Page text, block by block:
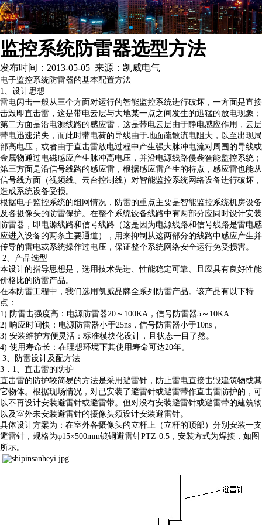
监控系统防雷器选型方法
发布时间：2013-05-05 来源：凯威电气
电子监控系统防雷器的基本配置方法
1、设计思想
雷电闪击一般从三个方面对运行的智能监控系统进行破坏，一方面是直接
击毁即直击雷，这是带电云层与大地某一点之间发生的迅猛的放电现象；
第二方面是沿电源线路的感应雷，这是带电云层由于静电感应作用，云层
带电迅速消失，而此时带电荷的导线由于地面疏散流电阻大，以至出现局
部高电压，或者由于直击雷放电过程中产生强大脉冲电流对周围的导线或
金属物通过电磁感应产生脉冲高电压，并沿电源线路侵袭智能监控系统；
第三方面是沿信号线路的感应雷，根据感应雷产生的特点，感应雷也能从
信号线方面（视频线、云台控制线）对智能监控系统网络设备进行破坏，
造成系统设备受损。
根据电子监控系统的组网情况，防雷的重点主要是智能监控系统机房设备
及各摄像头的防雷保护。在整个系统设备线路中有两部分应同时设计安装
防雷器，即电源线路和信号线路（这是因为电源线路和信号线路是雷电感
应进入设备的两条主要通道），用来抑制从这两部分的线路中感应产生并
传导的雷电或系统操作过电压，保证整个系统网络安全运行免受损害。
2、产品选型
本设计的指导思想是，选用技术先进、性能稳定可靠、且应具有良好性能
价格比的防雷产品。
在本防雷工程中，我们选用凯威品牌全系列防雷产品。该产品有以下特
点：
1) 防雷击强度高：电源防雷器20～100KA，信号防雷器5～10KA
2) 响应时间快：电源防雷器小于25ns，信号防雷器小于10ns，
3) 安装维护方便灵活：标准模块化设计，且状态一目了然。
4) 使用寿命长：在理想环境下其使用寿命可达20年。
3、防雷设计及配方法
3．1、直击雷的防护
直击雷的防护较简易的方法是采用避雷针，防止雷电直接击毁建筑物或其
它物体。根据现场情况，对已安装了避雷针或避雷带作直击雷防护的，可
以不再设计安装避雷针或避雷带。但对没有安装避雷针或避雷带的建筑物
以及室外未安装避雷针的摄像头须设计安装避雷针。
具体设计方案为：在室外各摄像头的立杆上（立杆的顶部）分别安装一支
避雷针，规格为φ15×500mm镀铜避雷针PTZ-0.5，安装方式为焊接，如图
所示。